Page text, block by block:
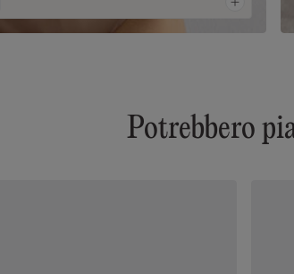
Potrebbero